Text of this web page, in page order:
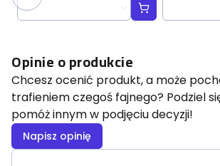
Opinie o produkcie
Chcesz ocenić produkt, a może
trafieniem czegoś fajnego? Podziel
pomóż innym w podjęciu decyzji!
Napisz opinię